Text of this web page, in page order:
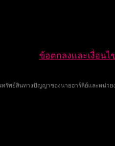
ข้อตกลงและเงื่อนไ
ย์สินทางปัญญาของนายฮาร์ลีย์และหน่วย